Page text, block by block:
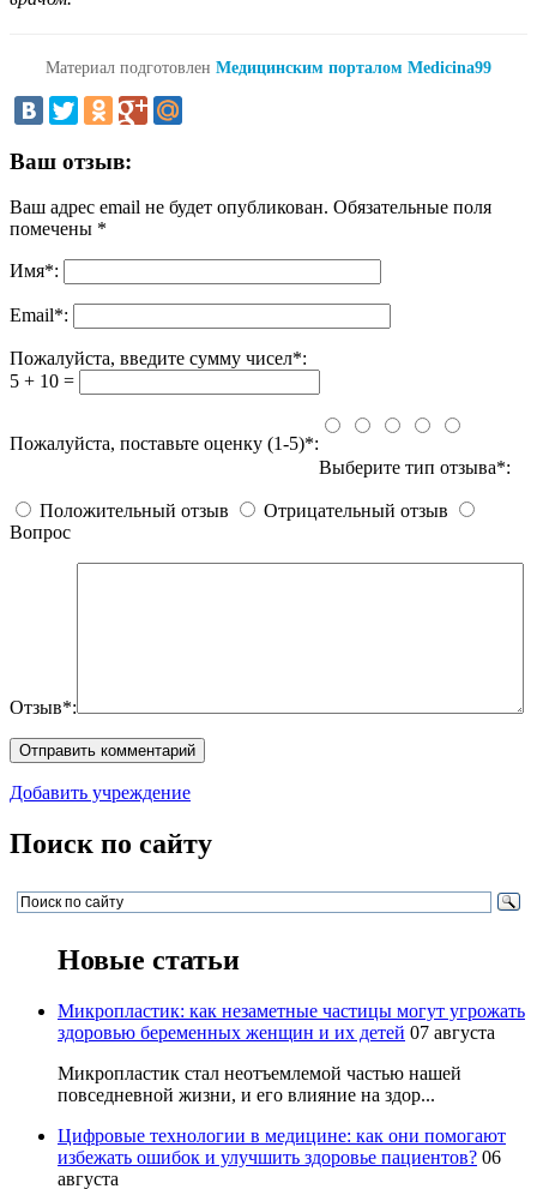
Материал подготовлен Медицинским порталом Medicina99
Ваш отзыв:
Ваш адрес email не будет опубликован. Обязательные поля
помечены *
Имя*:
Email*:
Пожалуйста, введите сумму чисел*:
5 + 10 =
Пожалуйста, поставьте оценку (1-5)*:
Выберите тип отзыва*:
Положительный отзыв
Отрицательный отзыв
Вопрос
Отзыв*:
Добавить учреждение
Поиск по сайту
Новые статьи
Микропластик: как незаметные частицы могут угрожать
здоровью беременных женщин и их детей 07 августа
Микропластик стал неотъемлемой частью нашей
повседневной жизни, и его влияние на здор...
Цифровые технологии в медицине: как они помогают
избежать ошибок и улучшить здоровье пациентов? 06
августа